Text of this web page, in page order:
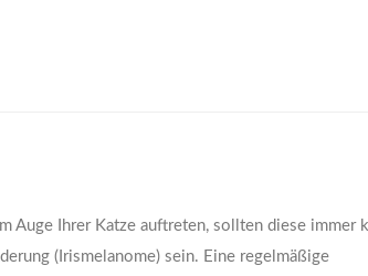
Auge Ihrer Katze auftreten, sollten diese
(Irismelanome) sein. Eine regelmäßige